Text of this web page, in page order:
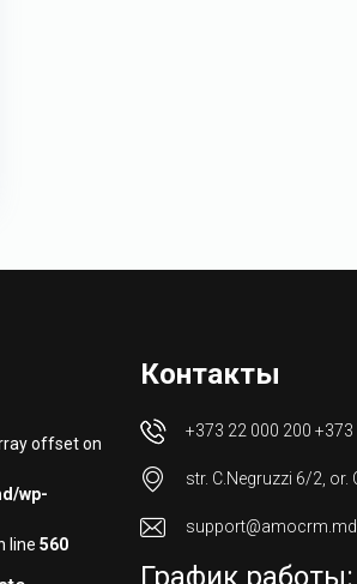
offset on
wp-
line 560
Контакты
+373 22 000 200 +373
str. C.Negruzzi 6/2, or.
support@amocrm.md
График работы: